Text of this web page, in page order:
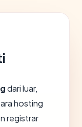
dari luar,
hosting
registrar